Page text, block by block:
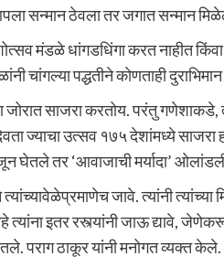
सन्मान ठेवला तर जगात सन्मान
मंडळे धांगडधिंगा करत नाहीत किंवा
चांगल्या पद्धतीने कोणताही
साजरा करतोय. परंतु गणेशाकडे,
ज्याचा उत्सव १७५ देशांमध्ये साजरा
तर ‘आवाजाची मर्यादा’ ओलांडली
त्यांच्यावेळेप्रमाणेच जावे. त्यांनी
इतर रस्त्यांनी जाऊ द्यावे,
पराग ठाकूर यांनी मनोगत व्यक्त